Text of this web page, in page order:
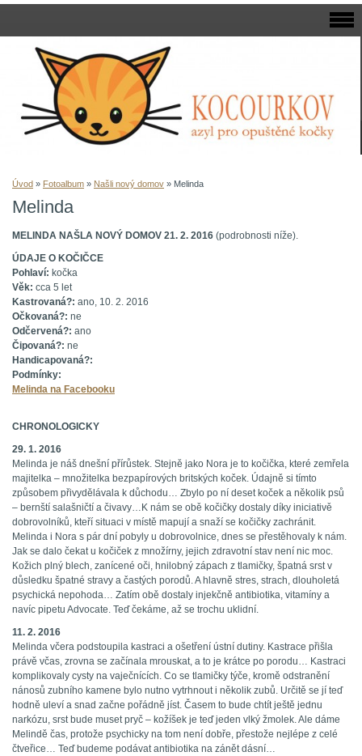
Úvod » Fotoalbum » Našli nový domov » Melinda
Melinda
MELINDA NAŠLA NOVÝ DOMOV 21. 2. 2016 (podrobnosti níže).
ÚDAJE O KOČIČCE
Pohlaví: kočka
Věk: cca 5 let
Kastrovaná?: ano, 10. 2. 2016
Očkovaná?: ne
Odčervená?: ano
Čipovaná?: ne
Handicapovaná?:
Podmínky:
Melinda na Facebooku
CHRONOLOGICKY
29. 1. 2016
Melinda je náš dnešní přírůstek. Stejně jako Nora je to kočička, které zemřela
majitelka – množitelka bezpapírových britských koček. Údajně si tímto
způsobem přivydělávala k důchodu… Zbylo po ní deset koček a několik psů
– bernští salašničtí a čivavy…K nám se obě kočičky dostaly díky iniciativě
dobrovolníků, kteří situaci v místě mapují a snaží se kočičky zachránit.
Melinda i Nora s pár dní pobyly u dobrovolnice, dnes se přestěhovaly k nám.
Jak se dalo čekat u kočiček z množírny, jejich zdravotní stav není nic moc.
Kožich plný blech, zanícené oči, hnilobný zápach z tlamičky, špatná srst v
důsledku špatné stravy a častých porodů. A hlavně stres, strach, dlouholetá
psychická nepohoda… Zatím obě dostaly injekčně antibiotika, vitamíny a
navíc pipetu Advocate. Teď čekáme, až se trochu uklidní.
11. 2. 2016
Melinda včera podstoupila kastraci a ošetření ústní dutiny. Kastrace přišla
právě včas, zrovna se začínala mrouskat, a to je krátce po porodu… Kastraci
komplikovaly cysty na vaječnících. Co se tlamičky týče, kromě odstranění
nánosů zubního kamene bylo nutno vytrhnout i několik zubů. Určitě se jí teď
hodně uleví a snad začne pořádně jíst. Časem to bude chtít ještě jednu
narkózu, srst bude muset pryč – kožíšek je teď jeden vlký žmolek. Ale dáme
Melindě čas, protože psychicky na tom není dobře, přestože nejlépe z celé
čtveřice… Teď budeme podávat antibiotika na zánět dásní…